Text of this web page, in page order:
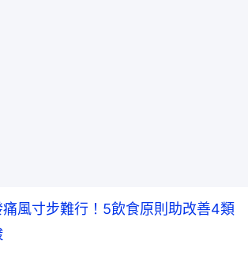
風寸步難行！5飲食原則助改善4類